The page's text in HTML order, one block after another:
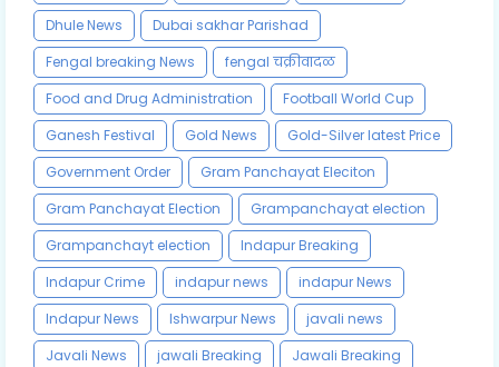
Dhule News
Dubai sakhar Parishad
Fengal breaking News
fengal चक्रीवादळ
Food and Drug Administration
Football World Cup
Ganesh Festival
Gold News
Gold-Silver latest Price
Government Order
Gram Panchayat Eleciton
Gram Panchayat Election
Grampanchayat election
Grampanchayt election
Indapur Breaking
Indapur Crime
indapur news
indapur News
Indapur News
Ishwarpur News
javali news
Javali News
jawali Breaking
Jawali Breaking